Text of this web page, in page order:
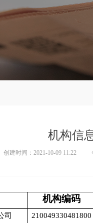
机构信
机构编码
司
210049330481800
创建时间： 2021-10-09 11:22